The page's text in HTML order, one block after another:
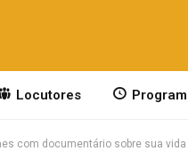
Locutores
com documentário sobre sua vida